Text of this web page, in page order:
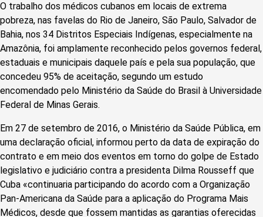
O trabalho dos médicos cubanos em locais de extrema
pobreza, nas favelas do Rio de Janeiro, São Paulo, Salvador de
Bahia, nos 34 Distritos Especiais Indígenas, especialmente na
Amazônia, foi amplamente reconhecido pelos governos federal,
estaduais e municipais daquele país e pela sua população, que
concedeu 95% de aceitação, segundo um estudo
encomendado pelo Ministério da Saúde do Brasil à Universidade
Federal de Minas Gerais.
Em 27 de setembro de 2016, o Ministério da Saúde Pública, em
uma declaração oficial, informou perto da data de expiração do
contrato e em meio dos eventos em torno do golpe de Estado
legislativo e judiciário contra a presidenta Dilma Rousseff que
Cuba «continuaria participando do acordo com a Organização
Pan-Americana da Saúde para a aplicação do Programa Mais
Médicos, desde que fossem mantidas as garantias oferecidas